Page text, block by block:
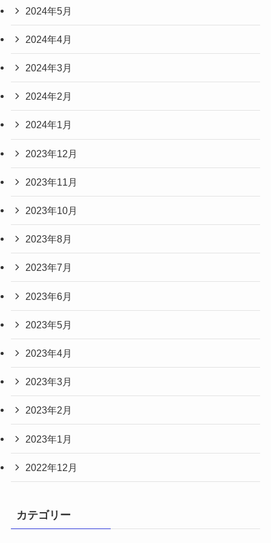
2024年5月
2024年4月
2024年3月
2024年2月
2024年1月
2023年12月
2023年11月
2023年10月
2023年8月
2023年7月
2023年6月
2023年5月
2023年4月
2023年3月
2023年2月
2023年1月
2022年12月
カテゴリー